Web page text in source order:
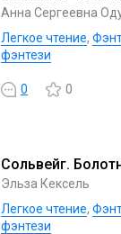
Анна Сергеевна
Легкое чтение,
фэнтези
0 0
Сольвейг.
Эльза Кексель
Легкое чтение,
фэнтези